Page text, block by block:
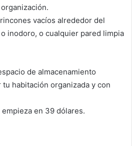
vacíos alrededor del
inodoro, o cualquier pared limpia
de almacenamiento
habitación organizada y con
en 39 dólares.